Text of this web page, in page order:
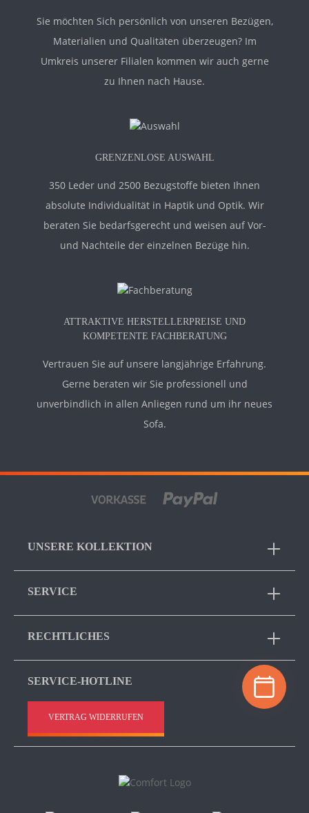
Sie möchten Sich persönlich von unseren Bezügen,
Materialien und Qualitäten überzeugen? Im
Umkreis unserer Filialen kommen wir auch gerne
zu Ihnen nach Hause.
GRENZENLOSE AUSWAHL
350 Leder und 2500 Bezugstoffe bieten Ihnen
absolute Individualität in Haptik und Optik. Wir
beraten Sie bedarfsgerecht und weisen auf Vor-
und Nachteile der einzelnen Bezüge hin.
ATTRAKTIVE HERSTELLERPREISE UND
KOMPETENTE FACHBERATUNG
Vertrauen Sie auf unsere langjährige Erfahrung.
Gerne beraten wir Sie professionell und
unverbindlich in allen Anliegen rund um ihr neues
Sofa.
UNSERE KOLLEKTION
SERVICE
RECHTLICHES
SERVICE-HOTLINE
VERTRAG WIDERRUFEN